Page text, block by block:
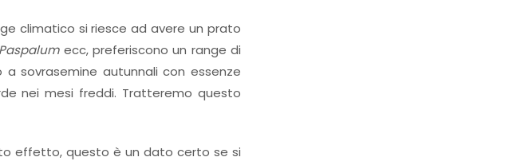
climatico si riesce ad avere un prato
Paspalumecc, preferiscono un range di
sovrasemine autunnali con essenze
nei mesi freddi. Tratteremo questo
effetto, questo è un dato certo se si